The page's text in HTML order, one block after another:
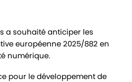
a souhaité anticiper les
européenne 2025/882 en
numérique.
pour le développement de